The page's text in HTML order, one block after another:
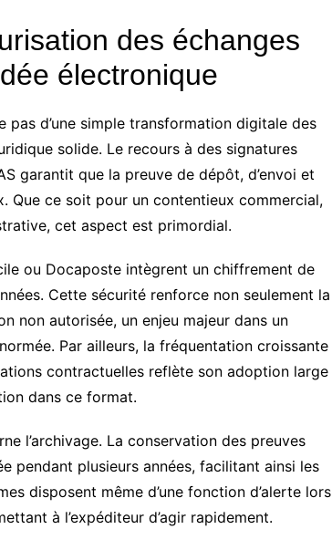
des échanges
électronique
d’une simple transformation digitale des
solide. Le recours à des signatures
garantit que la preuve de dépôt, d’envoi et
Que ce soit pour un contentieux commercial,
cet aspect est primordial.
ou Docaposte intègrent un chiffrement de
Cette sécurité renforce non seulement la
non autorisée, un enjeu majeur dans un
Par ailleurs, la fréquentation croissante
contractuelles reflète son adoption large
dans ce format.
l’archivage. La conservation des preuves
pendant plusieurs années, facilitant ainsi les
disposent même d’une fonction d’alerte lors
à l’expéditeur d’agir rapidement.